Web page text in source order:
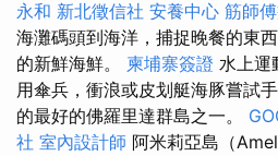
永和 新北徵信社 安養中心 筋師
海灘碼頭到海洋，捕捉晚餐的東
的新鮮海鮮。 柬埔寨簽證 水上運
用傘兵，衝浪或皮划艇海豚嘗試
的最好的佛羅里達群島之一。
社 室內設計師 阿米莉亞島（